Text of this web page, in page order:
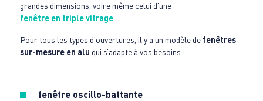
grandes dimensions, voire même celui d’une
fenêtre en triple vitrage.
Pour tous les types d’ouvertures, il y a un modèle de fenêtres
sur-mesure en alu qui s’adapte à vos besoins :
fenêtre oscillo-battante